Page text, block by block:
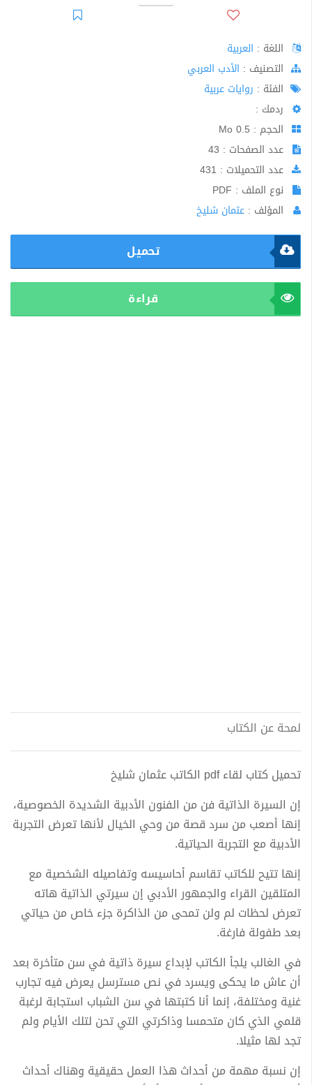
اللغة : العربية
اﻟﺘﺼﻨﻴﻒ : الأدب العربي
الفئة : روايات عربية
ردمك :
الحجم : 0.5 Mo
عدد الصفحات : 43
عدد التحميلات : 431
نوع الملف : PDF
المؤلف : عثمان شليخ
تحميل
قراءة
لمحة عن الكتاب
تحميل كتاب لقاء pdf الكاتب عثمان شليخ
إن السيرة الذاتية فن من الفنون الأدبية الشديدة الخصوصية،
إنها أصعب من سرد قصة من وحي الخيال لأنها تعرض التجربة
الأدبية مع التجربة الحياتية.
إنها تتيح للكاتب تقاسم أحاسيسه وتفاصيله الشخصية مع
المتلقين القراء والجمهور الأدبي إن سيرتي الذاتية هاته
تعرض لحظات لم ولن تمحى من الذاكرة جزء خاص من حياتي
بعد طفولة فارغة.
في الغالب يلجأ الكاتب لإبداع سيرة ذاتية في سن متأخرة بعد
أن عاش ما يحكى ويسرد في نص مسترسل يعرض فيه تجارب
غنية ومختلفة، إنما أنا كتبتها في سن الشباب استجابة لرغبة
قلمي الذي كان متحمسا وذاكرتي التي تحن لتلك الأيام ولم
تجد لها مثيلا.
إن نسبة مهمة من أحداث هذا العمل حقيقية وهناك أحداث